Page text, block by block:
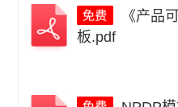
板.pdf